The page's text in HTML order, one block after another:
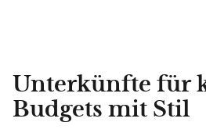
Unterkünfte für
Budgets mit Stil